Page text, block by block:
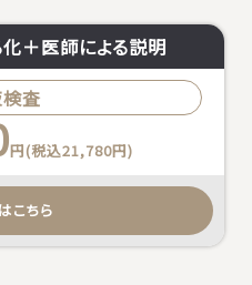
＋医師による説明
査
円(税込21,780円)
こちら